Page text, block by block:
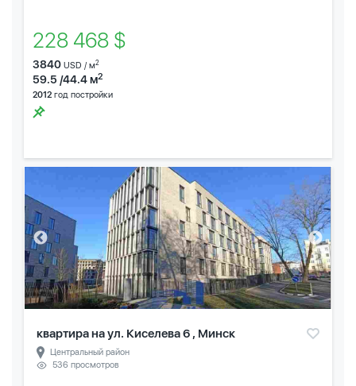
228 468 $
3840 USD / м2
59.5 /44.4 м2
2012 год постройки
квартира на ул. Киселева 6 , Минск
Центральный район
536 просмотров